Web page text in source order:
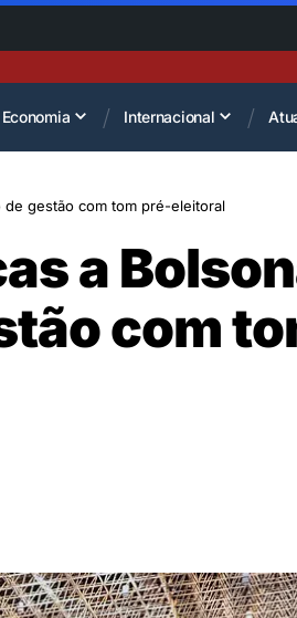
Economia Internacional
de gestão com tom pré-eleitoral
a
com